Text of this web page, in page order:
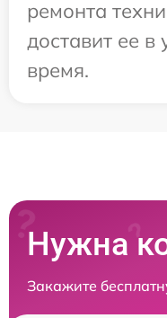
ремонта
доставит ее в
время.
Нужна
Закажите